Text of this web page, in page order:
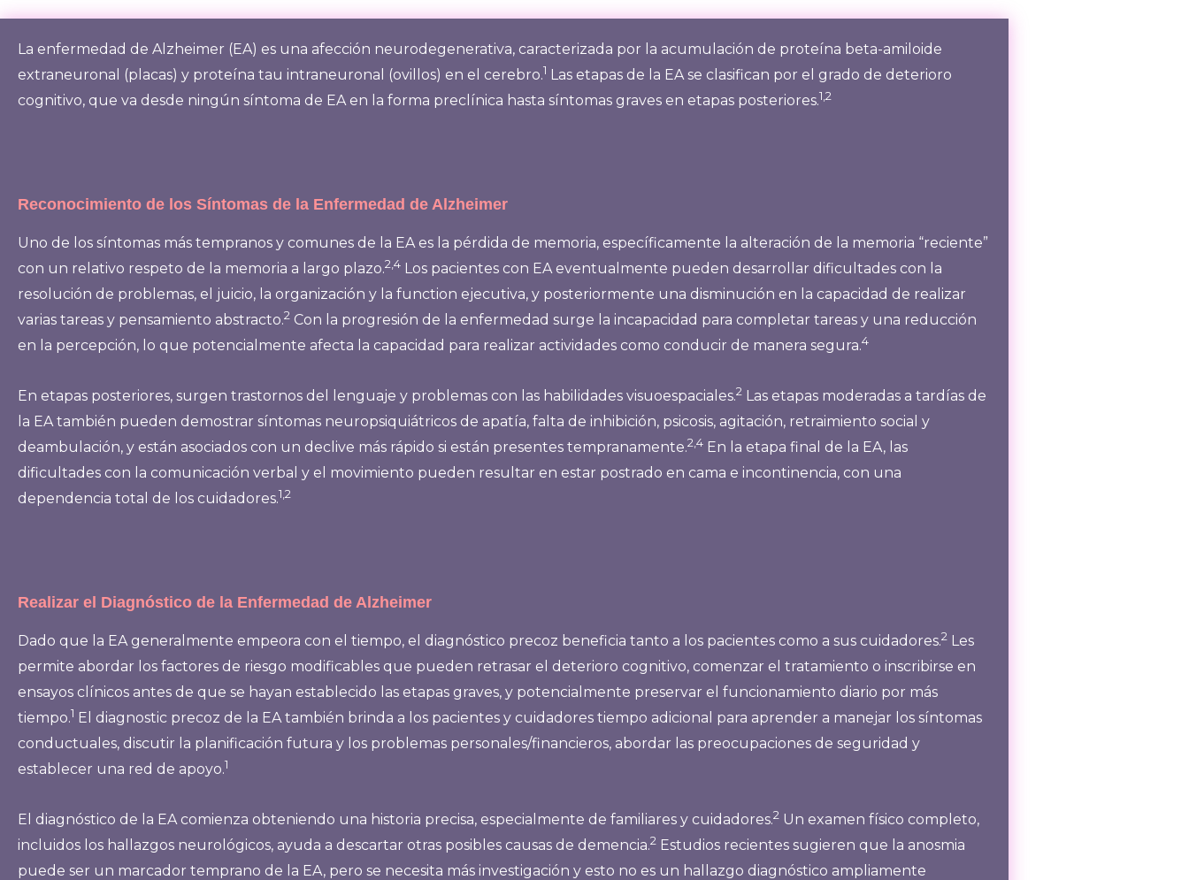
La enfermedad de Alzheimer (EA) es una afección neurodegenerativa, caracterizada por la acumulación de proteína beta-amiloide
extraneuronal (placas) y proteína tau intraneuronal (ovillos) en el cerebro.1 Las etapas de la EA se clasifican por el grado de deterioro
cognitivo, que va desde ningún síntoma de EA en la forma preclínica hasta síntomas graves en etapas posteriores.1,2
Reconocimiento de los Síntomas de la Enfermedad de Alzheimer
Uno de los síntomas más tempranos y comunes de la EA es la pérdida de memoria, específicamente la alteración de la memoria “reciente”
con un relativo respeto de la memoria a largo plazo.2,4 Los pacientes con EA eventualmente pueden desarrollar dificultades con la
resolución de problemas, el juicio, la organización y la function ejecutiva, y posteriormente una disminución en la capacidad de realizar
varias tareas y pensamiento abstracto.2 Con la progresión de la enfermedad surge la incapacidad para completar tareas y una reducción
en la percepción, lo que potencialmente afecta la capacidad para realizar actividades como conducir de manera segura.4
En etapas posteriores, surgen trastornos del lenguaje y problemas con las habilidades visuoespaciales.2 Las etapas moderadas a tardías de
la EA también pueden demostrar síntomas neuropsiquiátricos de apatía, falta de inhibición, psicosis, agitación, retraimiento social y
deambulación, y están asociados con un declive más rápido si están presentes tempranamente.2,4 En la etapa final de la EA, las
dificultades con la comunicación verbal y el movimiento pueden resultar en estar postrado en cama e incontinencia, con una
dependencia total de los cuidadores.1,2
Realizar el Diagnóstico de la Enfermedad de Alzheimer
Dado que la EA generalmente empeora con el tiempo, el diagnóstico precoz beneficia tanto a los pacientes como a sus cuidadores.2 Les
permite abordar los factores de riesgo modificables que pueden retrasar el deterioro cognitivo, comenzar el tratamiento o inscribirse en
ensayos clínicos antes de que se hayan establecido las etapas graves, y potencialmente preservar el funcionamiento diario por más
tiempo.1 El diagnostic precoz de la EA también brinda a los pacientes y cuidadores tiempo adicional para aprender a manejar los síntomas
conductuales, discutir la planificación futura y los problemas personales/financieros, abordar las preocupaciones de seguridad y
establecer una red de apoyo.1
El diagnóstico de la EA comienza obteniendo una historia precisa, especialmente de familiares y cuidadores.2 Un examen físico completo,
incluidos los hallazgos neurológicos, ayuda a descartar otras posibles causas de demencia.2 Estudios recientes sugieren que la anosmia
puede ser un marcador temprano de la EA, pero se necesita más investigación y esto no es un hallazgo diagnóstico ampliamente